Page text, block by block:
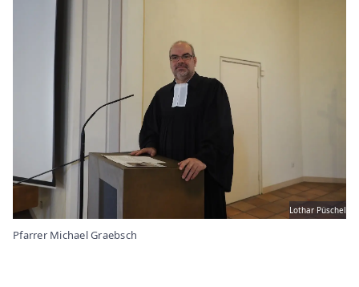
Lothar Püschel
Pfarrer Michael Graebsch